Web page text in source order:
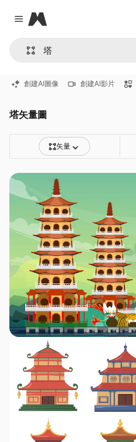
Close menu
Magnific
創建AI圖像 創建AI影片
塔矢量圖
矢量